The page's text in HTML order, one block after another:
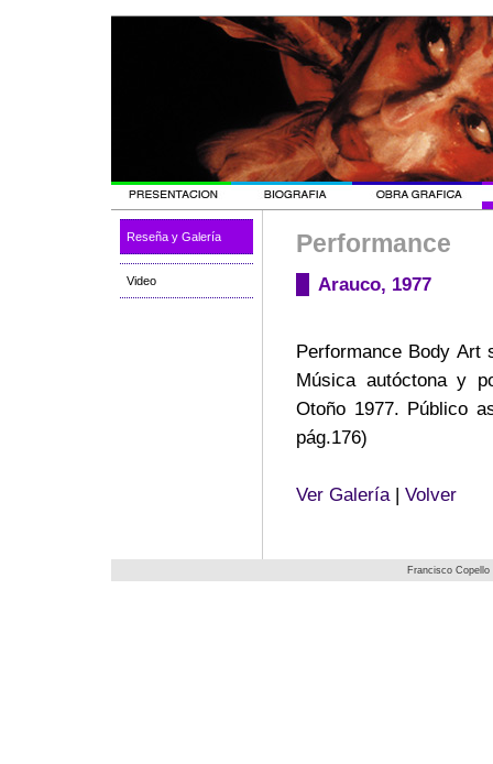
Reseña y Galería
Video
Performance
Arauco, 1977
Performance Body Art
Música autóctona y
Otoño 1977. Público
pág.176)
Ver Galería | Volver
Francisco